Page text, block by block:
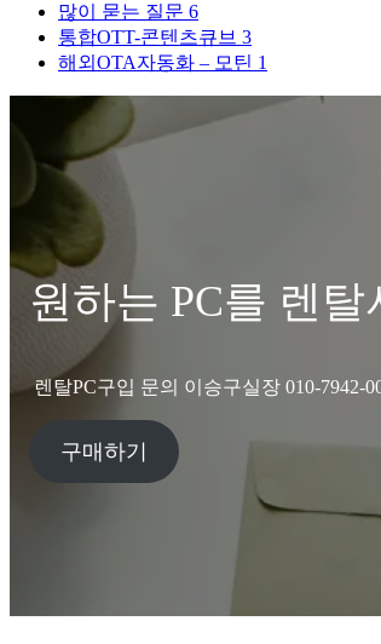
많이 묻는 질문 6
통합OTT-콘텐츠큐브 3
해외OTA자동화 – 모틴 1
원하는 PC를 렌
렌탈PC구입 문의 이승구실장 010-7942-
구매하기